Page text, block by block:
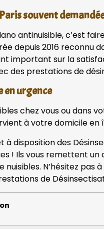
souvent
antinuisible, c’est
depuis 2016 reconnu
important sur la
des prestations de
en urgence
chez vous ou
à votre domicile en
à disposition des
! Ils vous remettent
N’hésitez pas
de